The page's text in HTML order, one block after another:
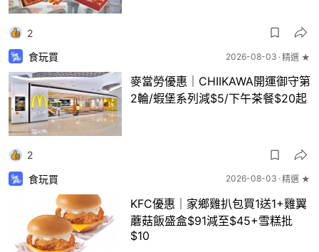
2
食玩買
2026-08-03 精選 ★
麥當勞優惠｜CHIIKAWA開運御守第
2輪/蝦堡系列減$5/下午茶餐$20起
2
食玩買
2026-08-03 精選 ★
KFC優惠｜家鄉雞扒包買1送1+雞翼
蘑菇飯盛盒$91減至$45+雪糕批
$10